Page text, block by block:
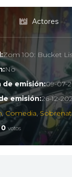
Actores
Zom 100: Bucket
No
de emisión:09-07-
emisión:26-12-
, Comedia,
0 votos